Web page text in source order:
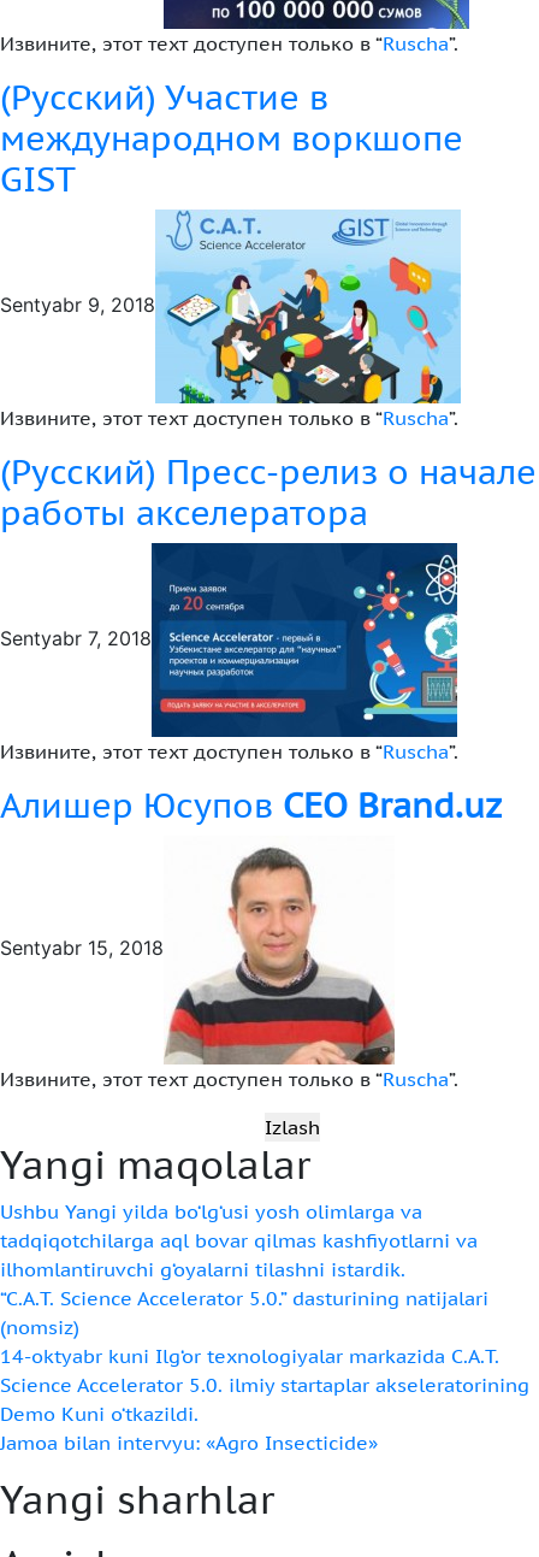
Извините, этот техт доступен только в “Ruscha”.
(Русский) Участие в
международном воркшопе
GIST
Sentyabr 9, 2018
Извините, этот техт доступен только в “Ruscha”.
(Русский) Пресс-релиз о начале
работы акселератора
Sentyabr 7, 2018
Извините, этот техт доступен только в “Ruscha”.
Алишер Юсупов CEO Brand.uz
Sentyabr 15, 2018
Извините, этот техт доступен только в “Ruscha”.
Yangi maqolalar
Ushbu Yangi yilda bo‘lg‘usi yosh olimlarga va
tadqiqotchilarga aql bovar qilmas kashfiyotlarni va
ilhomlantiruvchi g‘oyalarni tilashni istardik.
“C.A.T. Science Accelerator 5.0.” dasturining natijalari
(nomsiz)
14-oktyabr kuni Ilg‘or texnologiyalar markazida C.A.T.
Science Accelerator 5.0. ilmiy startaplar akseleratorining
Demo Kuni o‘tkazildi.
Jamoa bilan intervyu: «Agro Insecticide»
Yangi sharhlar